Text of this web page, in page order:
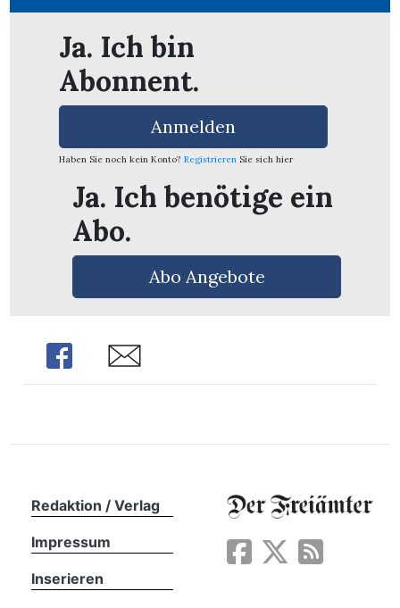
Ja. Ich bin
Abonnent.
Anmelden
Haben Sie noch kein Konto? Registrieren Sie sich hier
Ja. Ich benötige ein
Abo.
Abo Angebote
Share Share
Redaktion / Verlag
Impressum
Inserieren